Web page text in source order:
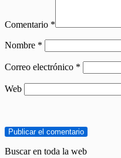
Comentario *
Nombre *
Correo electrónico *
Web
Buscar en toda la web